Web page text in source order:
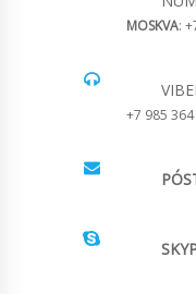
MOSKVA:
+7 985